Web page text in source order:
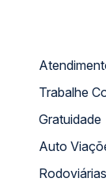
Trabalhe
Gratuidade
Auto
Rodoviárias